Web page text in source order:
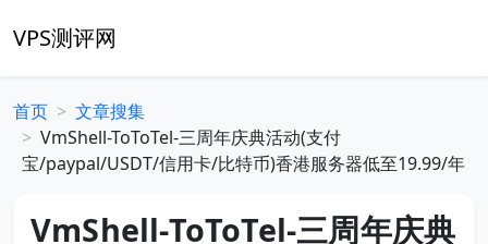
VPS测评网
首页
文章搜集
VmShell-ToToTel-三周年庆典活动(支付
宝/paypal/USDT/信用卡/比特币)香港服务器低至19.99/年
VmShell-ToToTel-三周年庆典